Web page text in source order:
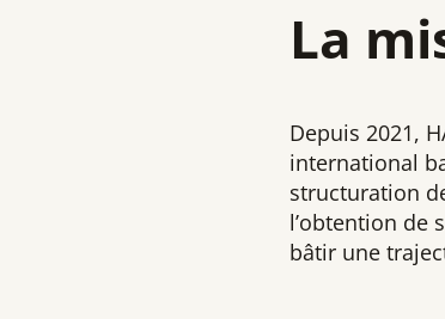
La
Depuis 2021,
international
structuration
l’obtention de
bâtir une